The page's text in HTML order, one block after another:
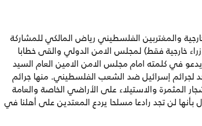
والمغتربين الفلسطيني رياض المالكي للمشاركة
خارجية فقط) لمجلس الامن الدولي والقى خطابا
في كلمته امام مجلس الامن الامين العام السيد
إسرائيل ضد الشعب الفلسطيني. منها جرائم
المثمرة والاستيلاء على الأراضي الخاصة والعامة
بأنها لن تجد رادعا مسلحا يردع المعتدين على أهلنا في